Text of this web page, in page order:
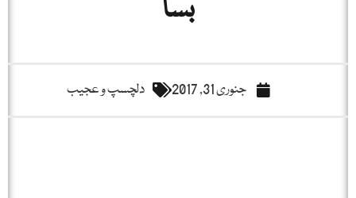
بسا
جنوری 31, 2017 دلچسپ و عجیب